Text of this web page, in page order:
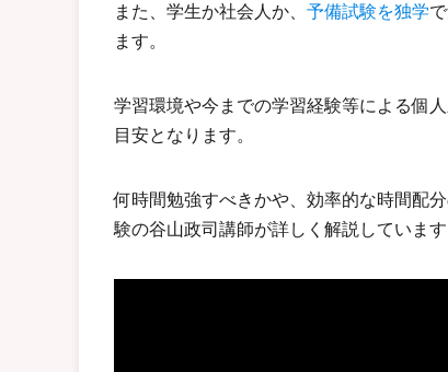
また、学生か社会人か、 予備試験を独学
ます。
学習環境や今までの学習経験等による個
目安となります。
何時間勉強すべきかや、効率的な時間配
験の谷山政司講師が詳しく解説しています